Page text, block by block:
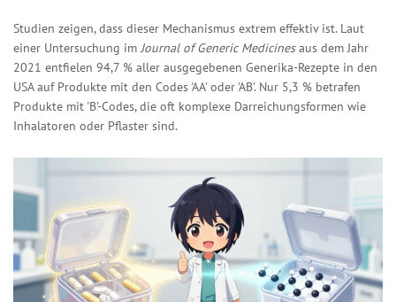
Studien zeigen, dass dieser Mechanismus extrem effektiv ist. Laut
einer Untersuchung imJournal of Generic Medicinesaus dem Jahr
2021 entfielen 94,7 % aller ausgegebenen Generika-Rezepte in den
USA auf Produkte mit den Codes 'AA' oder 'AB'. Nur 5,3 % betrafen
Produkte mit 'B'-Codes, die oft komplexe Darreichungsformen wie
Inhalatoren oder Pflaster sind.